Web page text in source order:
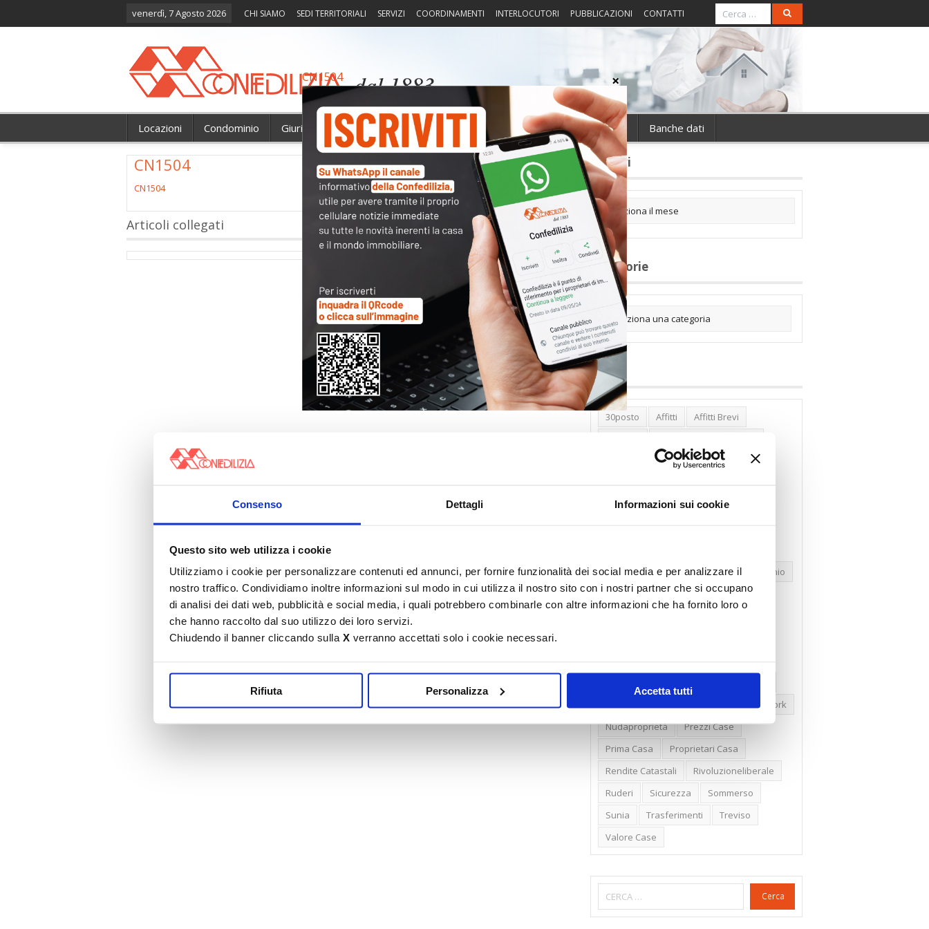
Consenso Dettagli Informazioni sui cookie
Questo sito web utilizza i cookie
Utilizziamo i cookie per personalizzare contenuti ed annunci, per fornire funzionalità dei social media e per analizzare il
nostro traffico. Condividiamo inoltre informazioni sul modo in cui utilizza il nostro sito con i nostri partner che si occupano
di analisi dei dati web, pubblicità e social media, i quali potrebbero combinarle con altre informazioni che ha fornito loro o
che hanno raccolto dal suo utilizzo dei loro servizi.
Chiudendo il banner cliccando sulla X verranno accettati solo i cookie necessari.
Rifiuta Personalizza Accetta tutti
venerdì, 7 Agosto 2026 CHI SIAMO SEDI TERRITORIALI SERVIZI COORDINAMENTI INTERLOCUTORI PUBBLICAZIONI CONTATTI
Locazioni Condominio Giurisprudenza Fisco Portierato Intorno alla casa Notizie Banche dati
CN1504
CN1504
Articoli collegati
Archivi
Categorie
Tag
30posto Affitti
Affitti Brevi
Banca Woolwich
Bilocali
Cambioabitazione
Carenza Alloggi
Compravendite Immobiliari
Condominio
Confcommercio
Confedilizia.EU
New York
Nudaproprietà
Prezzi Case
Prima Casa
Proprietari Casa
Rendite Catastali
Rivoluzioneliberale
Ruderi
Sicurezza
Sommerso
Sunia
Trasferimenti
Treviso
Valore Case
Cerca
CN1504